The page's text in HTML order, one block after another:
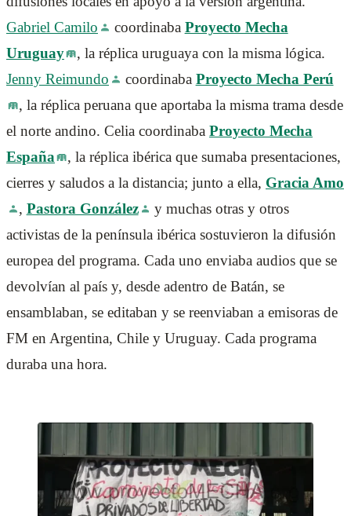
Gabriel Camilo
coordinaba Proyecto Mecha
Uruguay
, la réplica uruguaya con la misma lógica.
Jenny Reimundo
coordinaba Proyecto Mecha Perú
, la réplica peruana que aportaba la misma trama desde
el norte andino. Celia coordinaba Proyecto Mecha
España
, la réplica ibérica que sumaba presentaciones,
cierres y saludos a la distancia; junto a ella, Gracia Amo
, Pastora González
y muchas otras y otros
activistas de la península ibérica sostuvieron la difusión
europea del programa. Cada uno enviaba audios que se
devolvían al país y, desde adentro de Batán, se
ensamblaban, se editaban y se reenviaban a emisoras de
FM en Argentina, Chile y Uruguay. Cada programa
duraba una hora.